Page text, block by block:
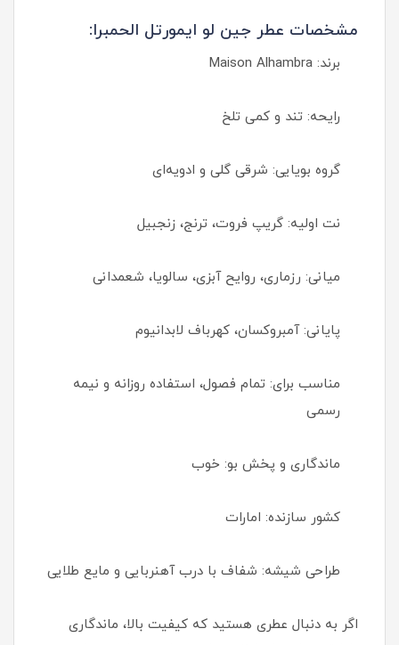
مشخصات عطر جین لو ایمورتل الحمبرا:
برند: Maison Alhambra
رایحه: تند و کمی تلخ
گروه بویایی: شرقی گلی و ادویه‌ای
نت اولیه: گریپ فروت، ترنج، زنجبیل
میانی: رزماری، روایح آبزی، سالویا، شعمدانی
پایانی: آمبروکسان، کهرباف لابدانیوم
مناسب برای: تمام فصول، استفاده روزانه و نیمه
رسمی
ماندگاری و پخش بو: خوب
کشور سازنده: امارات
طراحی شیشه: شفاف با درب آهنربایی و مایع طلایی
اگر به دنبال عطری هستید که کیفیت بالا، ماندگاری